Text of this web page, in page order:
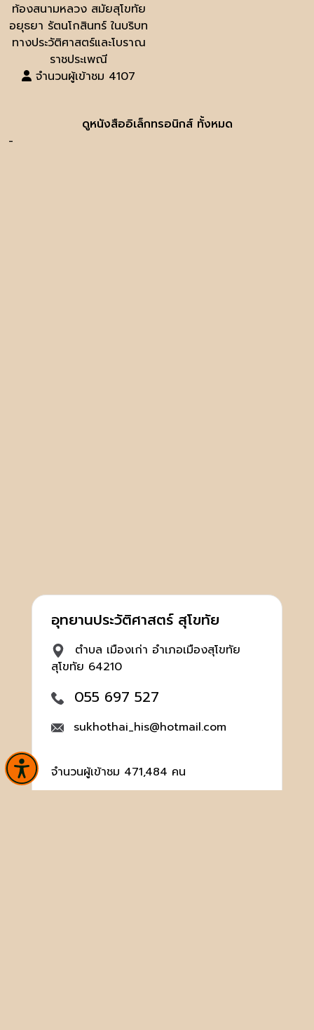
ท้องสนามหลวง สมัยสุโขทัย
อยุธยา รัตนโกสินทร์ ในบริบท
ทางประวัติศาสตร์และโบราณ
ราชประเพณี
จำนวนผู้เข้าชม 4107
ดูหนังสืออิเล็กทรอนิกส์ ทั้งหมด
-
อุทยานประวัติศาสตร์ สุโขทัย
ตำบล เมืองเก่า อำเภอเมืองสุโขทัย
สุโขทัย 64210
055 697 527
sukhothai_his@hotmail.com
จำนวนผู้เข้าชม 471,484 คน